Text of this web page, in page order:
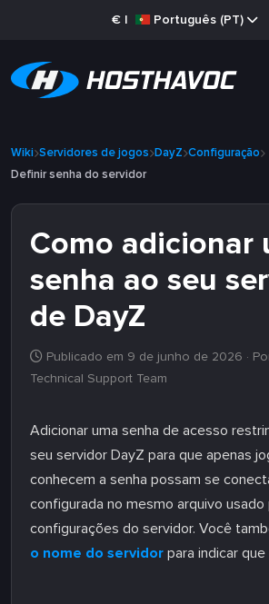
€ | Português (PT)
Wiki Servidores de jogos DayZ Configuração
Definir senha do servidor
Como adicionar
senha ao seu
de DayZ
Publicado em 9 de junho de 2026 ·
Technical Support Team
Adicionar uma senha de acesso
seu servidor DayZ para que apenas
conhecem a senha possam se
configurada no mesmo arquivo usado
configurações do servidor. Você
o nome do servidor para indicar